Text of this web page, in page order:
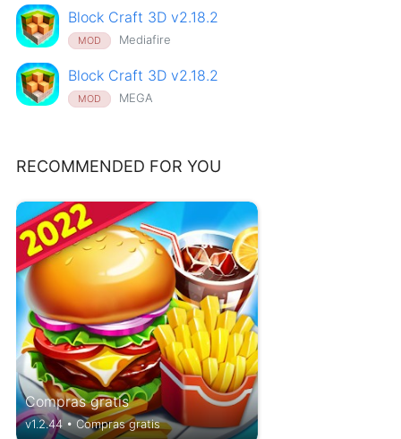
Block Craft 3D v2.18.2
MOD Mediafire
Block Craft 3D v2.18.2
MOD MEGA
RECOMMENDED FOR YOU
Compras gratis
v1.2.44 • Compras gratis